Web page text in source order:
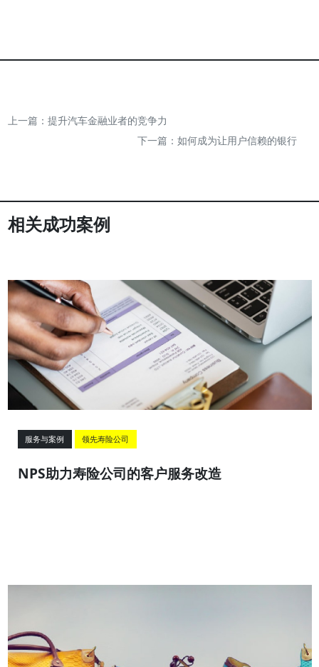
上一篇： 提升汽车金融业者的竞争力
下一篇： 如何成为让用户信赖的银行
相关成功案例
服务与案例 领先寿险公司
NPS助力寿险公司的客户服务改造